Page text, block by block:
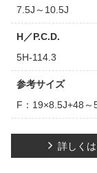
7.5J～10.5J
H／P.C.D.
5H-114.3
参考サイズ
F：19×8.5J+48
詳しく